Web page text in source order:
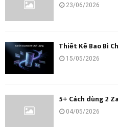
23/06/2026
Thiết Kế Bao Bì
15/05/2026
5+ Cách dùng 2
04/05/2026